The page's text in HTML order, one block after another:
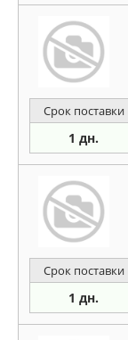
Срок поставки
1 дн.
Срок поставки
1 дн.